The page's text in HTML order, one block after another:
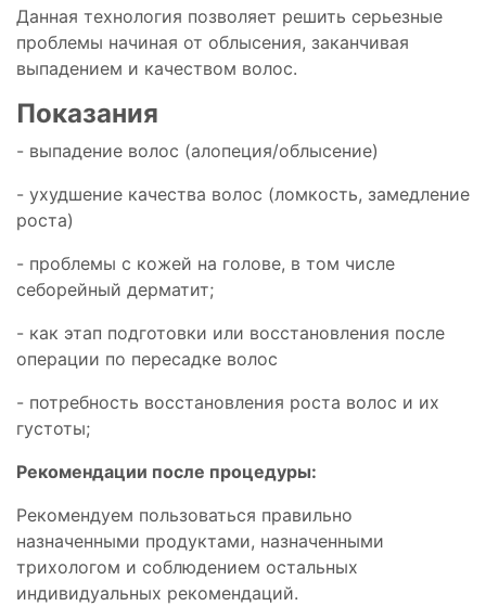
Данная технология позволяет решить серьезные
проблемы начиная от облысения, заканчивая
выпадением и качеством волос.
Показания
- выпадение волос (алопеция/облысение)
- ухудшение качества волос (ломкость, замедление
роста)
- проблемы с кожей на голове, в том числе
себорейный дерматит;
- как этап подготовки или восстановления после
операции по пересадке волос
- потребность восстановления роста волос и их
густоты;
Рекомендации после процедуры:
Рекомендуем пользоваться правильно
назначенными продуктами, назначенными
трихологом и соблюдением остальных
индивидуальных рекомендаций.